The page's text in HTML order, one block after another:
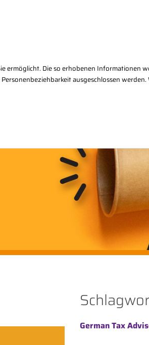
ermöglicht. Die so erhobenen Informationen
ausgeschlossen
German Tax